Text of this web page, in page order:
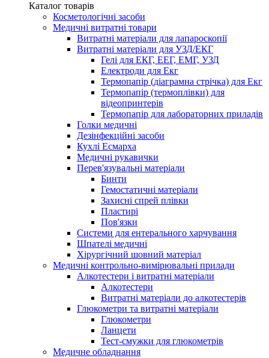
Каталог товарів
Косметологічні засоби
Медичні витратні товари
Витратні матеріали для лапароскопії
Витратні матеріали для УЗД/ЕКГ
Гелі для ЕКГ, ЕЕГ, ЕМГ, УЗД
Електроди для Екг
Термопапір (діаграмна стрічка) для Екг
Термопапір (термоплівки) для
відеопринтерів
Термопапір для лабораторних приладів
Голки медичні
Дезінфекційні засоби
Кухлі Есмарха
Медичні рукавички
Перев'язувальні матеріали
Бинти
Гемостатичні матеріали
Захисні спрей плівки
Пластирі
Пов'язки
Системи для ентерального харчування
Шпателі медичні
Хірургічний шовний матеріал
Медичні контрольно-вимірювальні прилади
Алкотестери і витратні матеріали
Алкотестери
Витратні матеріали до алкотестерів
Глюкометри та витратні матеріали
Глюкометри
Ланцети
Тест-смужки для глюкометрів
Медичне обладнання